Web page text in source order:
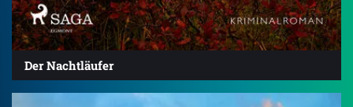
Der Nachtläufer